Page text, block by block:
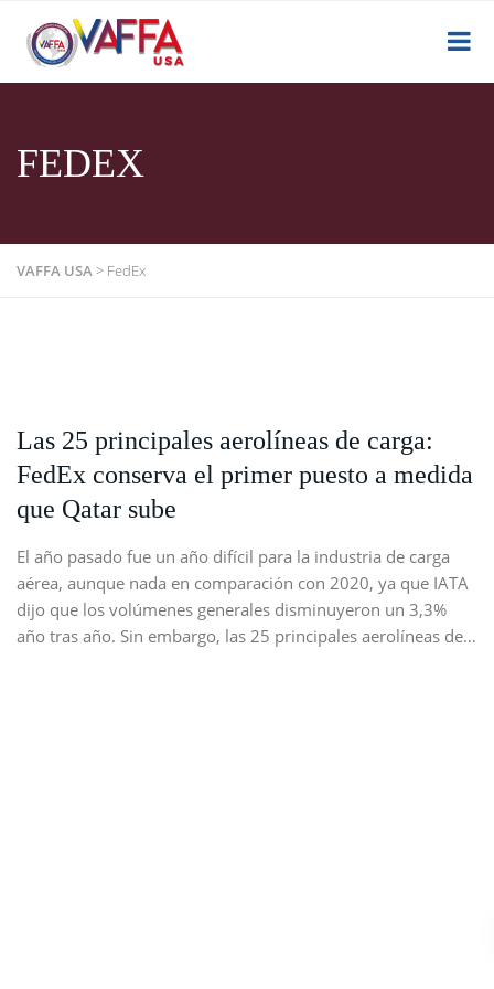
FEDEX
VAFFA USA> FedEx
Las 25 principales aerolíneas de carga:
FedEx conserva el primer puesto a medida
que Qatar sube
El año pasado fue un año difícil para la industria de carga
aérea, aunque nada en comparación con 2020, ya que IATA
dijo que los volúmenes generales disminuyeron un 3,3%
año tras año. Sin embargo, las 25 principales aerolíneas de…